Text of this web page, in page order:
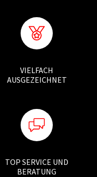
VIELFACH
AUSGEZEICHNET
TOP SERVICE UND
BERATUNG